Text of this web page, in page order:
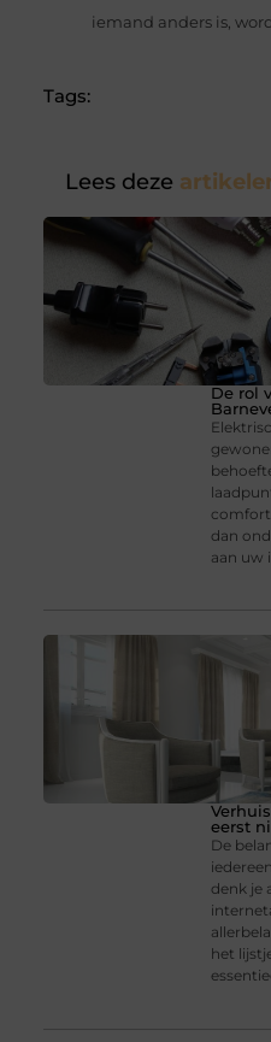
iemand anders is,
Tags:
Lees deze
De rol
dan
aan uw
eerst
De
denk je
het